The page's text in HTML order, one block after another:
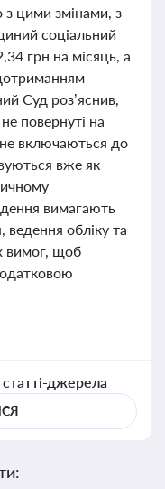
цими змінами, з
соціальний
грн на місяць, а
Суд роз’яснив,
повернуті на
включаються до
вже як
вимагають
обліку та
вимог, щоб
джерела